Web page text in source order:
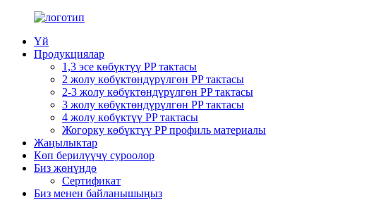
Үй
Продукциялар
1,3 эсе көбүктүү PP тактасы
2 жолу көбүктөндүрүлгөн PP тактасы
2-3 жолу көбүктөндүрүлгөн PP тактасы
3 жолу көбүктөндүрүлгөн PP тактасы
4 жолу көбүктүү PP тактасы
Жогорку көбүктүү PP профиль материалы
Жаңылыктар
Көп берилүүчү суроолор
Биз жөнүндө
Сертификат
Биз менен байланышыңыз